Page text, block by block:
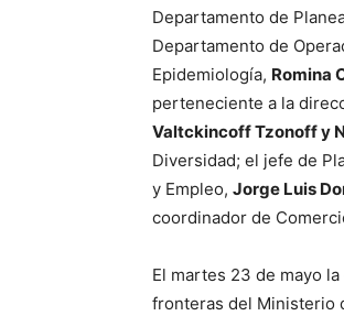
Departamento de
Departamento de
Epidemiología, Romina
perteneciente a la
Valtckincoff Tzonoff y
Diversidad; el jefe de
y Empleo, Jorge Luis
coordinador de
El martes 23 de mayo
fronteras del Ministerio